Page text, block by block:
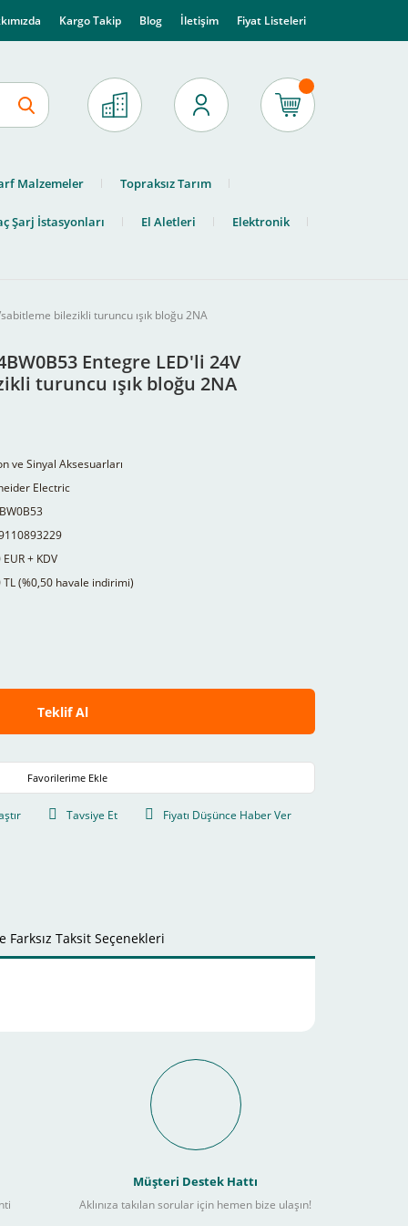
Kargo Takip Blog İletişim Fiyat Listeleri
Malzemeler Topraksız Tarım
Şarj İstasyonları El Aletleri Elektronik
bilezikli turuncu ışık bloğu 2NA
Entegre LED'li 24V
turuncu ışık bloğu 2NA
ve Sinyal Aksesuarları
Electric
+ KDV
TL (%0,50 havale indirimi)
Teklif Al
Tavsiye Et Fiyatı Düşünce Haber Ver
Farksız Taksit Seçenekleri
İmkanı Nasıl
Müşteri Destek Hattı
Aklınıza takılan sorular için hemen bize ulaşın!